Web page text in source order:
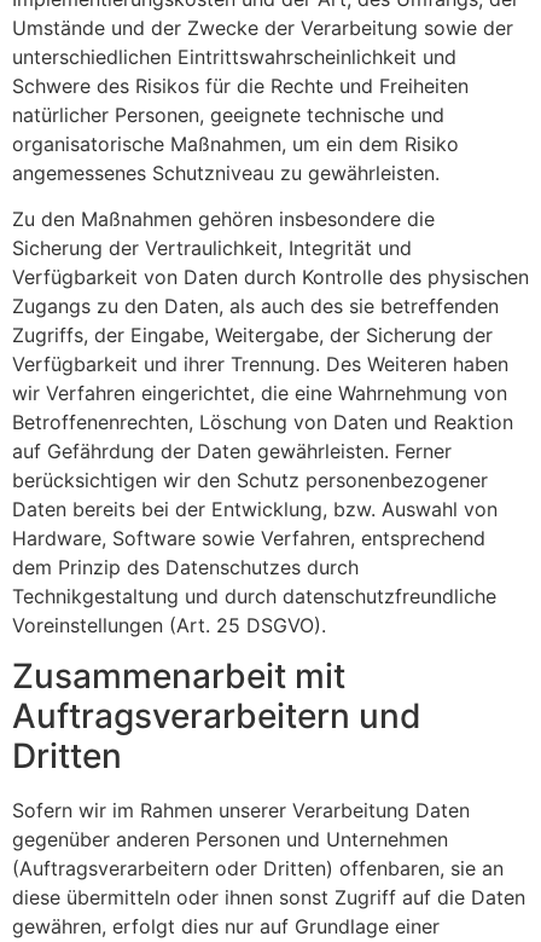
Umstände und der Zwecke der Verarbeitung sowie der
unterschiedlichen Eintrittswahrscheinlichkeit und
Schwere des Risikos für die Rechte und Freiheiten
natürlicher Personen, geeignete technische und
organisatorische Maßnahmen, um ein dem Risiko
angemessenes Schutzniveau zu gewährleisten.
Zu den Maßnahmen gehören insbesondere die
Sicherung der Vertraulichkeit, Integrität und
Verfügbarkeit von Daten durch Kontrolle des physischen
Zugangs zu den Daten, als auch des sie betreffenden
Zugriffs, der Eingabe, Weitergabe, der Sicherung der
Verfügbarkeit und ihrer Trennung. Des Weiteren haben
wir Verfahren eingerichtet, die eine Wahrnehmung von
Betroffenenrechten, Löschung von Daten und Reaktion
auf Gefährdung der Daten gewährleisten. Ferner
berücksichtigen wir den Schutz personenbezogener
Daten bereits bei der Entwicklung, bzw. Auswahl von
Hardware, Software sowie Verfahren, entsprechend
dem Prinzip des Datenschutzes durch
Technikgestaltung und durch datenschutzfreundliche
Voreinstellungen (Art. 25 DSGVO).
Zusammenarbeit mit
Auftragsverarbeitern und
Dritten
Sofern wir im Rahmen unserer Verarbeitung Daten
gegenüber anderen Personen und Unternehmen
(Auftragsverarbeitern oder Dritten) offenbaren, sie an
diese übermitteln oder ihnen sonst Zugriff auf die Daten
gewähren, erfolgt dies nur auf Grundlage einer